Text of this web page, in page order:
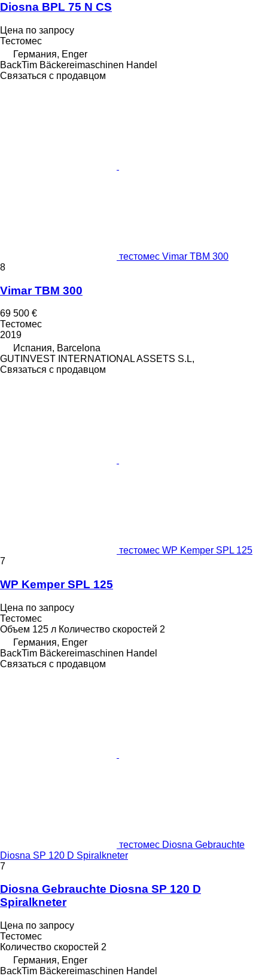
Diosna BPL 75 N CS
Цена по запросу
Тестомес
Германия, Enger
BackTim Bäckereimaschinen Handel
Связаться с продавцом
тестомес Vimar TBM 300
8
Vimar TBM 300
69 500 €
Тестомес
2019
Испания, Barcelona
GUTINVEST INTERNATIONAL ASSETS S.L,
Связаться с продавцом
тестомес WP Kemper SPL 125
7
WP Kemper SPL 125
Цена по запросу
Тестомес
Объем 125 л Количество скоростей 2
Германия, Enger
BackTim Bäckereimaschinen Handel
Связаться с продавцом
тестомес Diosna Gebrauchte
Diosna SP 120 D Spiralkneter
7
Diosna Gebrauchte Diosna SP 120 D
Spiralkneter
Цена по запросу
Тестомес
Количество скоростей 2
Германия, Enger
BackTim Bäckereimaschinen Handel